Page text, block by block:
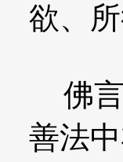
欲、
佛言
善法